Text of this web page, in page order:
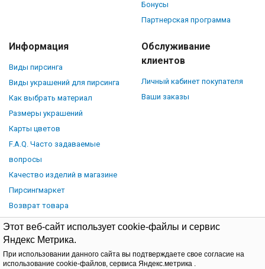
Этот веб-сайт использует cookie-файлы и сервис
Яндекс Метрика.
При использовании данного сайта вы подтверждаете свое согласие на
использование cookie-файлов, сервиса Яндекс.метрика .
Бонусы
Партнерская программа
Информация
Виды пирсинга
Виды украшений для пирсинга
Как выбрать материал
Размеры украшений
Карты цветов
F.A.Q. Часто задаваемые
вопросы
Качество изделий в магазине
Пирсингмаркет
Возврат товара
Обслуживание
клиентов
Личный кабинет покупателя
Ваши заказы
© Piercingmarket.ru, 2026.Политика обработки персональных